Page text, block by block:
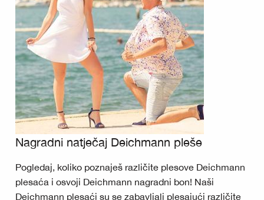
Nagradni natječaj Deichmann pleše
Pogledaj, koliko poznaješ različite plesove Deichmann
plesaća i osvoji Deichmann nagradni bon! Naši
Deichmann plesaći su se zabavljali plesajući različite